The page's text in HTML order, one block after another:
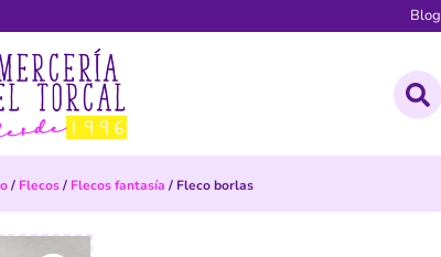
Blog
/ Flecos/ Flecos fantasía / Fleco borlas